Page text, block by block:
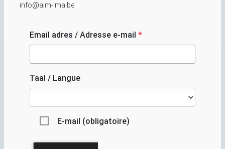
info@aim-ima.be
Email adres / Adresse e-mail *
Taal / Langue
E-mail (obligatoire)